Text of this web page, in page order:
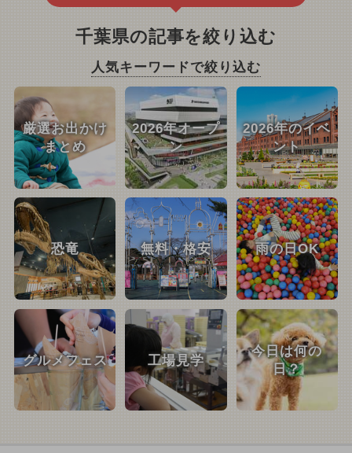
千葉県の記事を絞り込む
人気キーワードで絞り込む
厳選お出かけ
まとめ
2026年オープ
ン
2026年のイベ
ント
恐竜 無料・格安 雨の日OK
グルメフェス 工場見学
今日は何の
日？